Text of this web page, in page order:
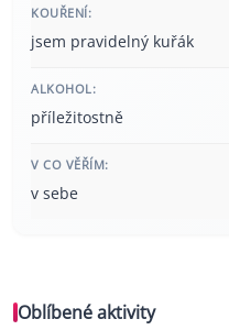
KOUŘENÍ:
jsem pravidelný kuřák
ALKOHOL:
příležitostně
V CO VĚŘÍM:
v sebe
Oblíbené aktivity